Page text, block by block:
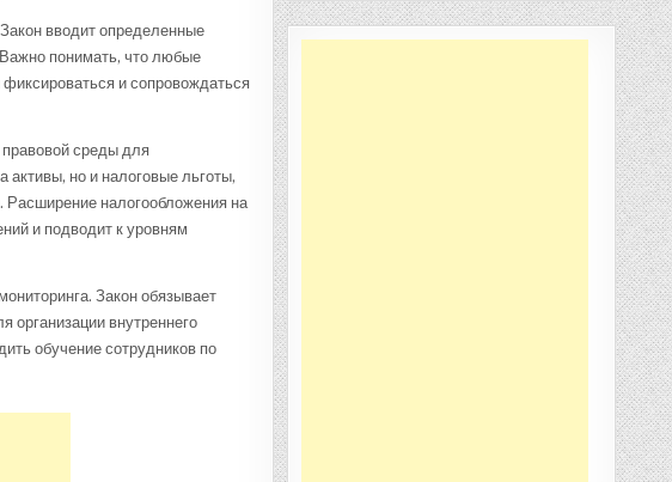
вводит определенные
Важно понимать, что любые
и сопровождаться
среды для
активы, но и налоговые льготы,
Расширение налогообложения на
и подводит к уровням
Закон обязывает
организации внутреннего
обучение сотрудников по